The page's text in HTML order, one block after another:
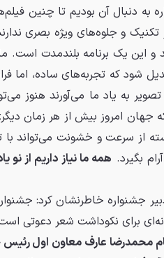
به دنبال آن بودیم تا چنین
و جلوه‌های ویژه بصری
و این یک برنامه بلندمدت است.
شود که تجربه‌های ساده، اما
به یاد ما می‌آورند هنوز
امروز بیش از هر زمان
از سرعت و خشونت می‌تواند با
بگیرد. همه ما نیاز داریم از نو
جشنواره خاطرنشان کرد:
برای نکوداشت شعر دعوتی
محمدرضا عارف معاون اول رئیس